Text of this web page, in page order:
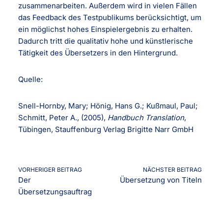
zusammenarbeiten. Außerdem wird in vielen Fällen
das Feedback des Testpublikums berücksichtigt, um
ein möglichst hohes Einspielergebnis zu erhalten.
Dadurch tritt die qualitativ hohe und künstlerische
Tätigkeit des Übersetzers in den Hintergrund.
Quelle:
Snell-Hornby, Mary; Hönig, Hans G.; Kußmaul, Paul;
Schmitt, Peter A., (2005), Handbuch Translation,
Tübingen, Stauffenburg Verlag Brigitte Narr GmbH
VORHERIGER BEITRAG
Der
Übersetzungsauftrag
NÄCHSTER BEITRAG
Übersetzung von Titeln